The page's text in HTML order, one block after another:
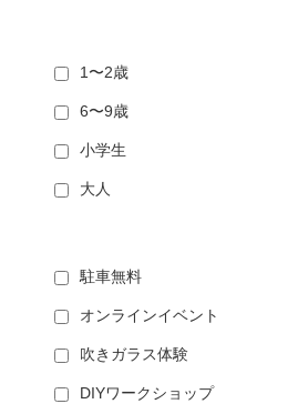
1〜2歳
6〜9歳
小学生
大人
駐車無料
オンラインイベント
吹きガラス体験
DIYワークショップ